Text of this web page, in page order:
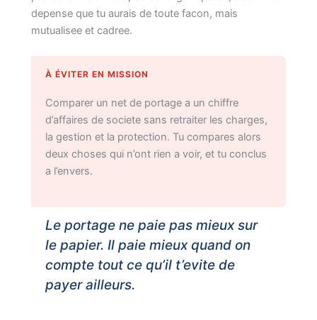
depense que tu aurais de toute facon, mais
mutualisee et cadree.
À ÉVITER EN MISSION
Comparer un net de portage a un chiffre
d’affaires de societe sans retraiter les charges,
la gestion et la protection. Tu compares alors
deux choses qui n’ont rien a voir, et tu conclus
a l’envers.
Le portage ne paie pas mieux sur
le papier. Il paie mieux quand on
compte tout ce qu’il t’evite de
payer ailleurs.